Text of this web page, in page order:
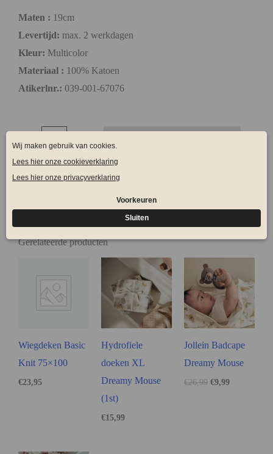
Maten : 19cm
Levertijd: max. 2 werkdagen
Kleur: Multicolor
Materiaal : 100% Katoen
Atikerlnr.: 039-001-67076
Gerelateerde producten
Wiegdeken Basic
Knit 75×100
€23,95
Hydrofiele
doeken XL
Dreamy Mouse
(1st)
€15,99
Actie!
Actie!
Jollein Badcape
Dreamy Mouse
€26,99 €9,99